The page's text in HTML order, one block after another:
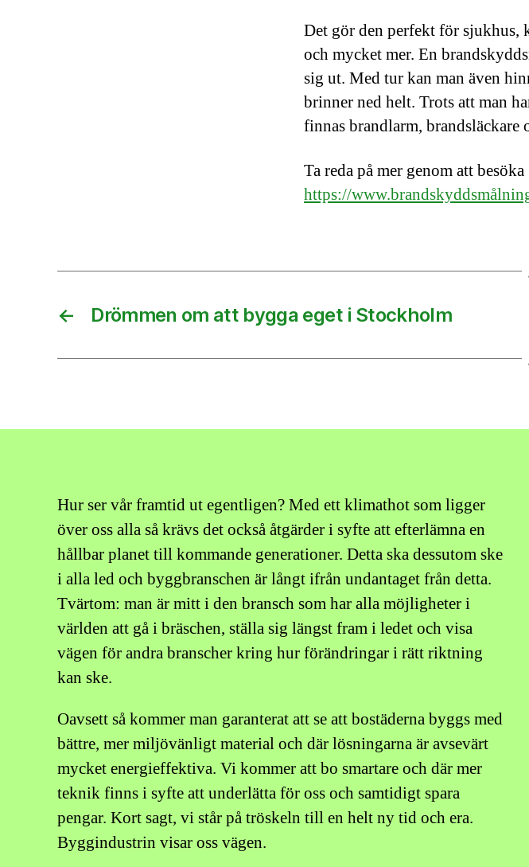
Det gör den perfekt för
och mycket mer. En
sig ut. Med tur kan man även
brinner ned helt. Trots att man
finnas brandlarm, brandsläckare
Ta reda på mer genom att besöka
https://
← Drömmen om att bygga eget i Stockholm
Hur ser vår framtid ut egentligen? Med ett klimathot som ligger
över oss alla så krävs det också åtgärder i syfte att efterlämna en
hållbar planet till kommande generationer. Detta ska dessutom ske
i alla led och byggbranschen är långt ifrån undantaget från detta.
Tvärtom: man är mitt i den bransch som har alla möjligheter i
världen att gå i bräschen, ställa sig längst fram i ledet och visa
vägen för andra branscher kring hur förändringar i rätt riktning
kan ske.
Oavsett så kommer man garanterat att se att bostäderna byggs med
bättre, mer miljövänligt material och där lösningarna är avsevärt
mycket energieffektiva. Vi kommer att bo smartare och där mer
teknik finns i syfte att underlätta för oss och samtidigt spara
pengar. Kort sagt, vi står på tröskeln till en helt ny tid och era.
Byggindustrin visar oss vägen.